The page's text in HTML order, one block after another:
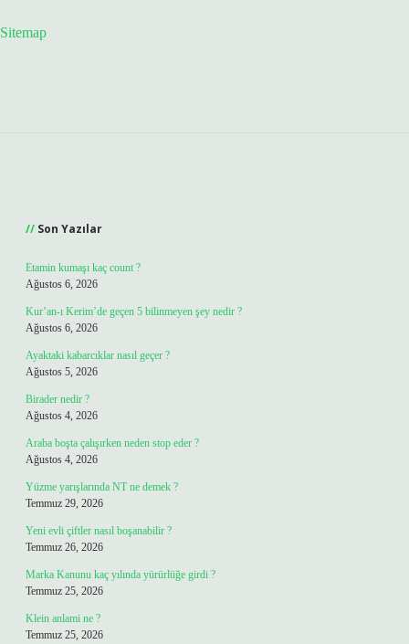
Sitemap
Son Yazılar
Etamin kumaşı kaç count ?
Ağustos 6, 2026
Kur’an-ı Kerim’de geçen 5 bilinmeyen şey nedir ?
Ağustos 6, 2026
Ayaktaki kabarcıklar nasıl geçer ?
Ağustos 5, 2026
Birader nedir ?
Ağustos 4, 2026
Araba boşta çalışırken neden stop eder ?
Ağustos 4, 2026
Yüzme yarışlarında NT ne demek ?
Temmuz 29, 2026
Yeni evli çiftler nasıl boşanabilir ?
Temmuz 26, 2026
Marka Kanunu kaç yılında yürürlüğe girdi ?
Temmuz 25, 2026
Klein anlami ne ?
Temmuz 25, 2026